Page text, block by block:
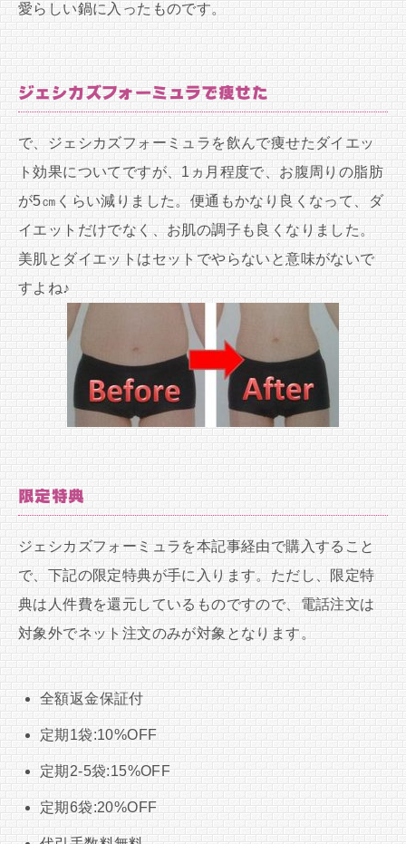
愛らしい鍋に入ったものです。
ジェシカズフォーミュラで痩せた
で、ジェシカズフォーミュラを飲んで痩せたダイエッ
ト効果についてですが、1ヵ月程度で、お腹周りの脂肪
が5㎝くらい減りました。便通もかなり良くなって、ダ
イエットだけでなく、お肌の調子も良くなりました。
美肌とダイエットはセットでやらないと意味がないで
すよね♪
限定特典
ジェシカズフォーミュラを本記事経由で購入すること
で、下記の限定特典が手に入ります。ただし、限定特
典は人件費を還元しているものですので、電話注文は
対象外でネット注文のみが対象となります。
全額返金保証付
定期1袋:10%OFF
定期2-5袋:15%OFF
定期6袋:20%OFF